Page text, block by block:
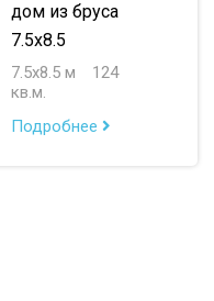
дом из бруса
7.5х8.5
7.5х8.5 м
124
кв.м.
Подробнее